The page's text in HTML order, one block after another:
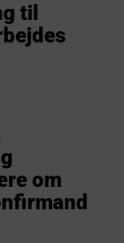
til
om